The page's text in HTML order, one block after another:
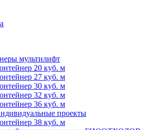
мультилифт
20 куб. м
27 куб. м
30 куб. м
32 куб. м
36 куб. м
проекты
38 куб. м